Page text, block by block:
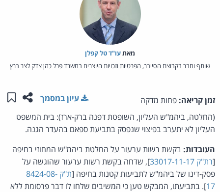
מאת‏עו"ד טל קפלן
שותף וחבר בקבוצת הסייבר, הפרטיות וזכויות היוצרים במשרד פרל כהן צדק לצר ברץ
זמן קריאה: פחות מדקה שתפו
עיון במסמך
(החלטה, ביהמ"ש העליון, השופטת דפנה ברק-ארז): בית המשפט
העליון לא יתערב בפיצוי שנפסק בתביעת ספאם בהעדר הגנה.
העובדות: בקשת רשות ערעור על החלטת ביהמ"ש המחוזי בחיפה
[רת"ק 33017-11-17
], שדחה בקשת רשות ערעור שהוגשה על
פסק-דינו של ביהמ"ש לתביעות קטנות בחיפה [
ת"ק 8424-08-
17]. בתביעתו, המבקש טען כי המשיבים שלחו לו דבר פרסומת ללא